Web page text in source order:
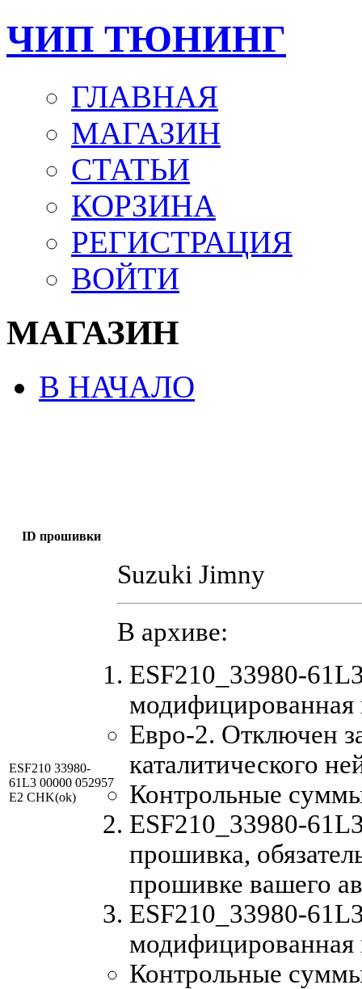
ЧИП ТЮНИНГ
ГЛАВНАЯ
МАГАЗИН
СТАТЬИ
КОРЗИНА
РЕГИСТРАЦИЯ
ВОЙТИ
МАГАЗИН
В НАЧАЛО
ID прошивки
ESF210 33980-
61L3 00000 052957
E2 CHK(ok)
Suzuki Jimny
В архиве:
ESF210_33980-
Евро-2. Отключен
каталитического
Контрольные
ESF210_33980-
прошивка,
прошивке вашего
ESF210_33980-
Контрольные